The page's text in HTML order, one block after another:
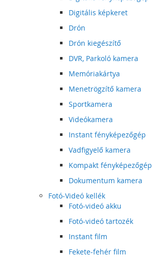
Digitális képkeret
Drón
Drón kiegészítő
DVR, Parkoló kamera
Memóriakártya
Menetrögzítő kamera
Sportkamera
Videókamera
Instant fényképezőgép
Vadfigyelő kamera
Kompakt fényképezőgép
Dokumentum kamera
Fotó-Videó kellék
Fotó-videó akku
Fotó-videó tartozék
Instant film
Fekete-fehér film